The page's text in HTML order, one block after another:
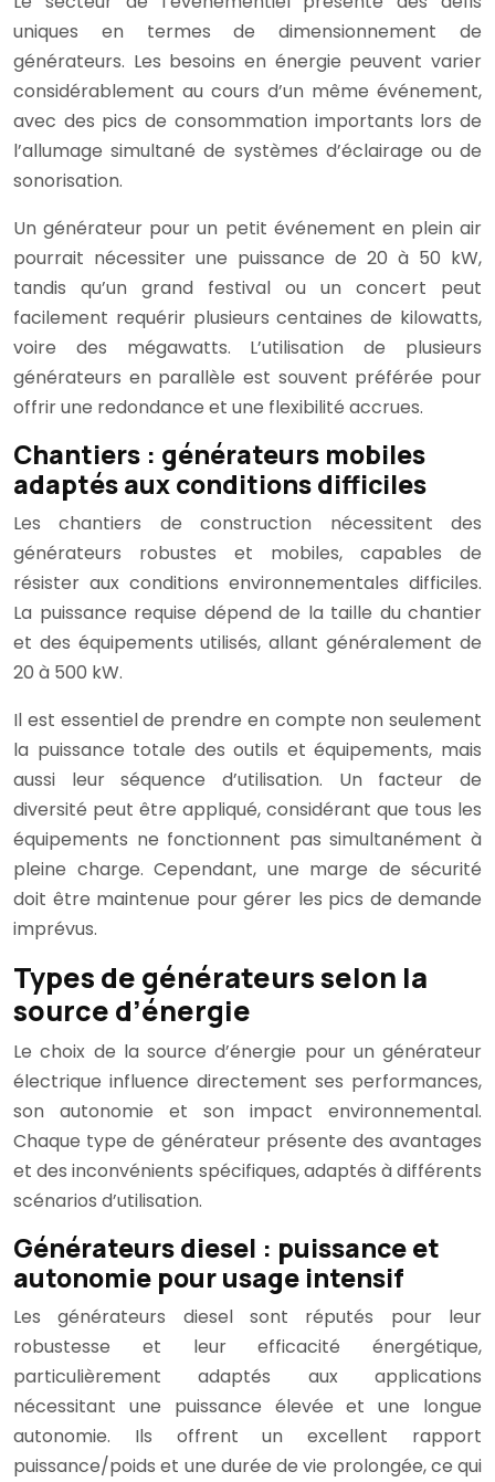
uniques en termes de dimensionnement de
générateurs. Les besoins en énergie peuvent varier
considérablement au cours d’un même événement,
avec des pics de consommation importants lors de
l’allumage simultané de systèmes d’éclairage ou de
sonorisation.
Un générateur pour un petit événement en plein air
pourrait nécessiter une puissance de 20 à 50 kW,
tandis qu’un grand festival ou un concert peut
facilement requérir plusieurs centaines de kilowatts,
voire des mégawatts. L’utilisation de plusieurs
générateurs en parallèle est souvent préférée pour
offrir une redondance et une flexibilité accrues.
Chantiers : générateurs mobiles
adaptés aux conditions difficiles
Les chantiers de construction nécessitent des
générateurs robustes et mobiles, capables de
résister aux conditions environnementales difficiles.
La puissance requise dépend de la taille du chantier
et des équipements utilisés, allant généralement de
20 à 500 kW.
Il est essentiel de prendre en compte non seulement
la puissance totale des outils et équipements, mais
aussi leur séquence d’utilisation. Un facteur de
diversité peut être appliqué, considérant que tous les
équipements ne fonctionnent pas simultanément à
pleine charge. Cependant, une marge de sécurité
doit être maintenue pour gérer les pics de demande
imprévus.
Types de générateurs selon la
source d’énergie
Le choix de la source d’énergie pour un générateur
électrique influence directement ses performances,
son autonomie et son impact environnemental.
Chaque type de générateur présente des avantages
et des inconvénients spécifiques, adaptés à différents
scénarios d’utilisation.
Générateurs diesel : puissance et
autonomie pour usage intensif
Les générateurs diesel sont réputés pour leur
robustesse et leur efficacité énergétique,
particulièrement adaptés aux applications
nécessitant une puissance élevée et une longue
autonomie. Ils offrent un excellent rapport
puissance/poids et une durée de vie prolongée, ce qui